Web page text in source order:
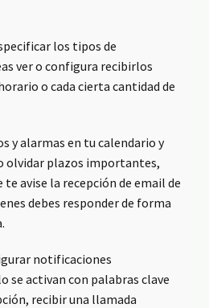
los tipos de
ver o configura recibirlos
o cada cierta cantidad de
y alarmas en tu calendario y
olvidar plazos importantes,
te avise la recepción de email de
debes responder de forma
notificaciones
se activan con palabras clave
recibir una llamada